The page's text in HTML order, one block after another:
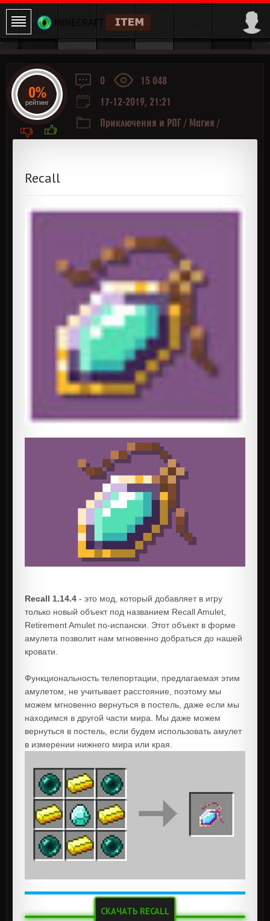
0
15 048
17-12-2019, 21:21
Приключения и РПГ / Магия /
Recall
Recall 1.14.4 - это мод, который добавляет в игру
только новый объект под названием Recall Amulet,
Retirement Amulet по-испански. Этот объект в форме
амулета позволит нам мгновенно добраться до нашей
кровати.
Функциональность телепортации, предлагаемая этим
амулетом, не учитывает расстояние, поэтому мы
можем мгновенно вернуться в постель, даже если мы
находимся в другой части мира. Мы даже можем
вернуться в постель, если будем использовать амулет
в измерении нижнего мира или края.
СКАЧАТЬ RECALL
0%
рейтинг